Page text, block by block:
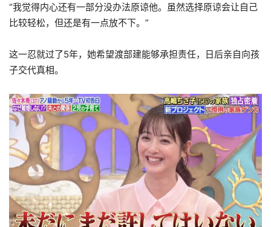
“我觉得内心还有一部分没办法原谅他。虽然选择原谅会让自己
比较轻松，但还是有一点放不下。”
这一忍就过了5年，她希望渡部建能够承担责任，日后亲自向孩
子交代真相。